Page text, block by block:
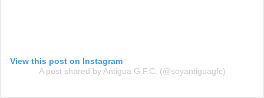
View this post on Instagram
A post shared by Antigua G.F.C. (@soyantiguagfc)